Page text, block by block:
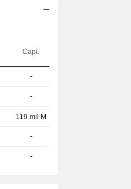
Capi.
-
-
119 mil M
-
-